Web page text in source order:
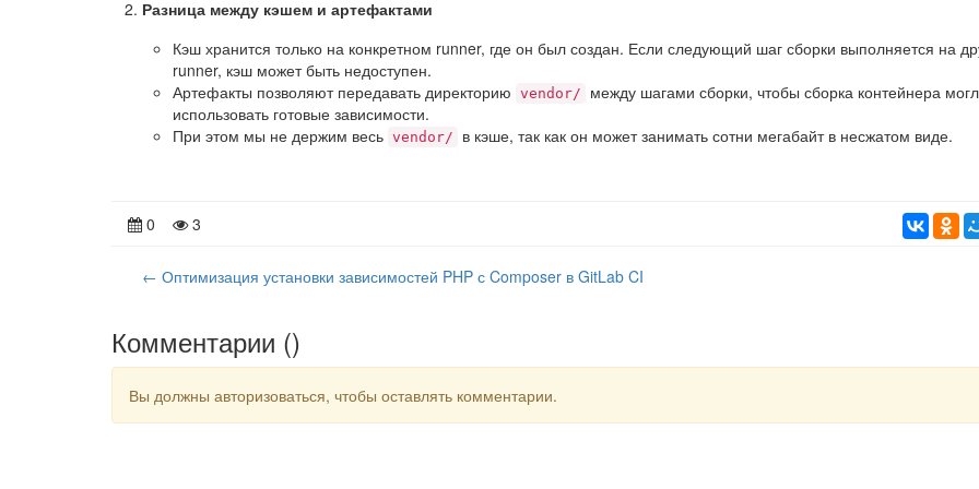
Разница между кэшем и артефактами
Кэш хранится только на конкретном runner, где он был создан. Если следующий шаг сборки выполняется на
runner, кэш может быть недоступен.
Артефакты позволяют передавать директорию vendor/
между шагами сборки, чтобы сборка контейнера
использовать готовые зависимости.
При этом мы не держим весь vendor/ в кэше, так как он может занимать сотни мегабайт в несжатом виде.
0 3
← Оптимизация установки зависимостей PHP с Composer в GitLab CI
Комментарии ()
Вы должны авторизоваться, чтобы оставлять комментарии.